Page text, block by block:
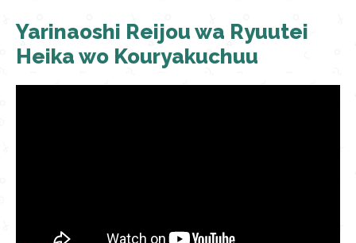
Yarinaoshi Reijou wa Ryuutei
Heika wo Kouryakuchuu